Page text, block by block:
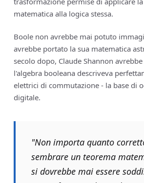
matematica alla logica stessa.
Boole non avrebbe mai potuto
avrebbe portato la sua matematica
secolo dopo, Claude Shannon
l'algebra booleana descriveva
elettrici di commutazione - la base di
digitale.
"Non importa quanto
sembrare un teorema
si dovrebbe mai essere